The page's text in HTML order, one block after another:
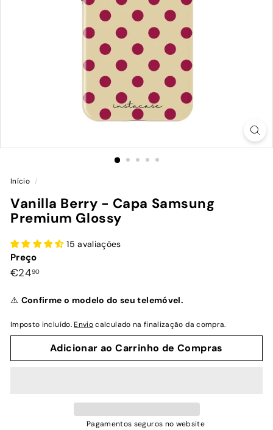
Início /
Vanilla Berry - Capa Samsung
Premium Glossy
15 avaliações
Preço
Preço
€2490€24,90
⚠️ Confirme o modelo do seu telemóvel.
Imposto incluído.Enviocalculado na finalização da compra.
Adicionar ao Carrinho de Compras
Pagamentos seguros no website